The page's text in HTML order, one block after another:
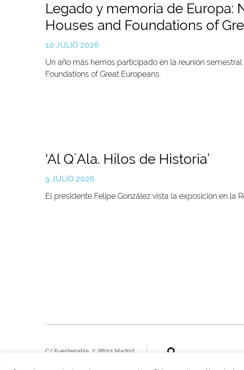
Legado y memoria de Europa:
Houses and Foundations of
10 JULIO 2026
Un año más hemos participado en la reunión
Foundations of Great Europeans.
'Al Q´Ala. Hilos de Historia’
9 JULIO 2026
El presidente Felipe González vista la exposición en la
C/ Fuenterrabía, 2. 28014 Madrid
VER MAPA